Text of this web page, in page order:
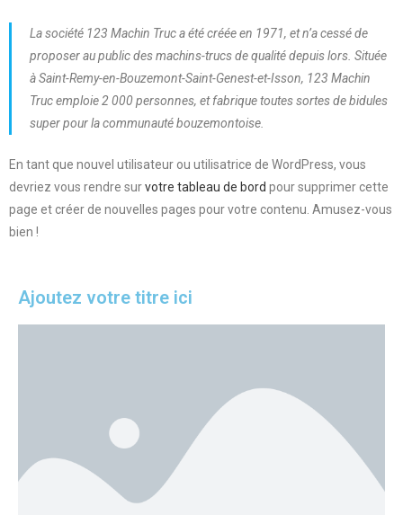
La société 123 Machin Truc a été créée en 1971, et n’a cessé de
proposer au public des machins-trucs de qualité depuis lors. Située
à Saint-Remy-en-Bouzemont-Saint-Genest-et-Isson, 123 Machin
Truc emploie 2 000 personnes, et fabrique toutes sortes de bidules
super pour la communauté bouzemontoise.
En tant que nouvel utilisateur ou utilisatrice de WordPress, vous
devriez vous rendre survotre tableau de bord pour supprimer cette
page et créer de nouvelles pages pour votre contenu. Amusez-vous
bien !
Ajoutez votre titre ici